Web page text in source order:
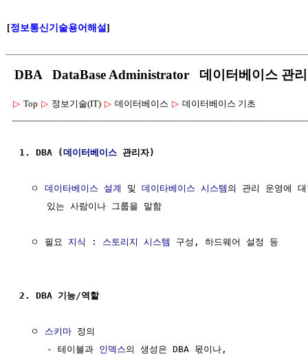
[정보통신기술용어해설]
DBA DataBase Administrator 데이터베이스 관
▷ Top ▷ 정보기술(IT) ▷ 데이터베이스 ▷ 데이터베이스 기초
1. DBA (데이터베이스 관리자)
  ㅇ
데이타베이스 설계 및 데이타베이스 시스템 의 관리 운영에
     있는 사람이나 그룹을 말함
  ㅇ 필요
지식 : 스토리지 시스템 구성, 하드웨어 설정 등
2. DBA 기능/역할
  ㅇ
스키마 정의
     - 테이블과
인덱스의 생성은 DBA 몫이나,